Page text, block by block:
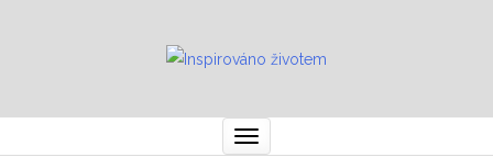
Toggle
navigation